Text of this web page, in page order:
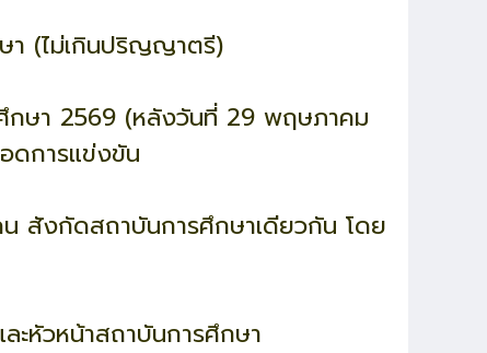
า (ไม่เกินปริญญาตรี)
ศึกษา 2569 (หลังวันที่ 29 พฤษภาคม
ดการแข่งขัน
สังกัดสถาบันการศึกษาเดียวกัน โดย
ะหัวหน้าสถาบันการศึกษา